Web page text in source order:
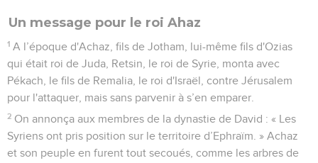
Un message pour le roi Ahaz
1 A l’époque d'Achaz, fils de Jotham, lui-même fils d'Ozias
qui était roi de Juda, Retsin, le roi de Syrie, monta avec
Pékach, le fils de Remalia, le roi d'Israël, contre Jérusalem
pour l'attaquer, mais sans parvenir à s’en emparer.
2 On annonça aux membres de la dynastie de David : « Les
Syriens ont pris position sur le territoire d’Ephraïm. » Achaz
et son peuple en furent tout secoués, comme les arbres de